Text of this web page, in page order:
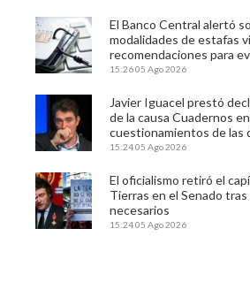
El Banco Central alertó
modalidades de estafas
recomendaciones para
15:2605 Ago 2026
Javier Iguacel prestó
de la causa Cuadernos
cuestionamientos de las
15:2405 Ago 2026
El oficialismo retiró el
Tierras en el Senado
necesarios
15:2405 Ago 2026